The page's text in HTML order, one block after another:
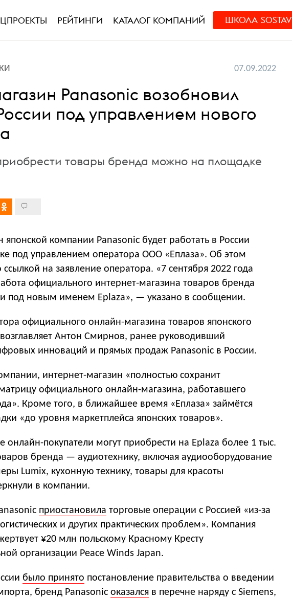
РЕЙТИНГИ КАТАЛОГ КОМПАНИЙ ШКОЛА SOSTAV
07.09.2022
Panasonic возобновил
под управлением нового
товары бренда можно на площадке
японской компании Panasonic будет работать в России
под управлением оператора ООО «Еплаза». Об этом
ссылкой на заявление оператора. «7 сентября 2022 года
официального интернет-магазина товаров бренда
под новым именем Eplaza», — указано в сообщении.
официального онлайн-магазина товаров японского
Антон Смирнов, ранее руководивший
инноваций и прямых продаж Panasonic в России.
интернет-магазин «полностью сохранит
официального онлайн-магазина, работавшего
Кроме того, в ближайшее время «Еплаза» займётся
«до уровня маркетплейса японских товаров».
онлайн-покупатели могут приобрести на Eplaza более 1 тыс.
бренда — аудиотехнику, включая аудиооборудование
Lumix, кухонную технику, товары для красоты
в компании.
приостановила торговые операции с Россией «из-за
и других практических проблем». Компания
¥20 млн польскому Красному Кресту
организации Peace Winds Japan.
было принято постановление правительства о введении
бренд Panasonic оказался в перечне наряду с Siemens,